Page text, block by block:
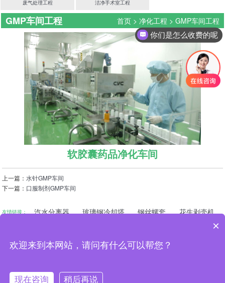
废气处理工程 洁净手术室工程
GMP车间工程 首页> 净化工程 > GMP车间工程
软胶囊药品净化车间
上一篇：水针GMP车间
下一篇： 口服制剂GMP车间
友情链接： 汽水分离器 玻璃钢冷却塔 钢丝螺套
花生剥壳机
联系人：范先生
传真：0373-3806361
你们是怎么收费的呢
×
欢迎来到本网站，请问有什么可以帮您？
现在咨询 稍后再说